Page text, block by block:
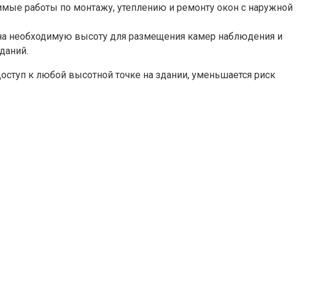
работы по монтажу, утеплению и ремонту окон с наружной
необходимую высоту для размещения камер наблюдения и
к любой высотной точке на здании, уменьшается риск